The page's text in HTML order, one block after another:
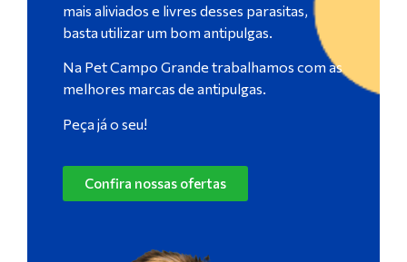
mais aliviados e livres desses parasitas,
basta utilizar um bom antipulgas.
Na Pet Campo Grande trabalhamos com as
melhores marcas de antipulgas.
Peça já o seu!
Confira nossas ofertas